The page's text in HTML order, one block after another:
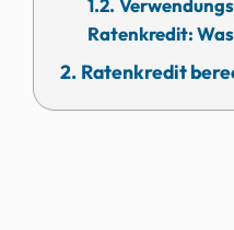
Ratenkredit:
Ratenkredit